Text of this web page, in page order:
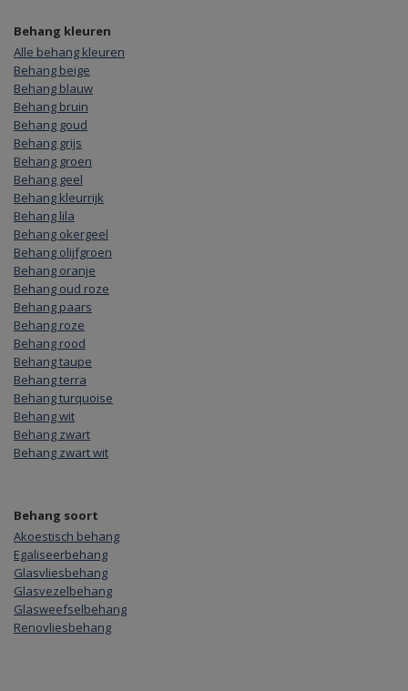
Behang kleuren
Alle behang kleuren
Behang beige
Behang blauw
Behang bruin
Behang goud
Behang grijs
Behang groen
Behang geel
Behang kleurrijk
Behang lila
Behang okergeel
Behang olijfgroen
Behang oranje
Behang oud roze
Behang paars
Behang roze
Behang rood
Behang taupe
Behang terra
Behang turquoise
Behang wit
Behang zwart
Behang zwart wit
Behang soort
Akoestisch behang
Egaliseerbehang
Glasvliesbehang
Glasvezelbehang
Glasweefselbehang
Renovliesbehang